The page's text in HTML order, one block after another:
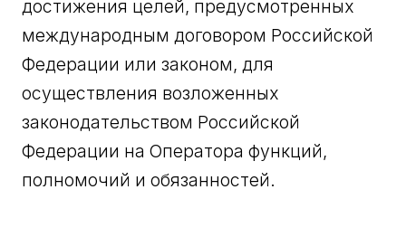
достижения целей, предусмотренных
международным договором Российской
Федерации или законом, для
осуществления возложенных
законодательством Российской
Федерации на Оператора функций,
полномочий и обязанностей.